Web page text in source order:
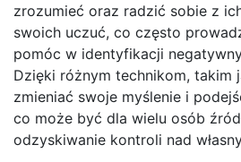
zrozumieć oraz radzić sobie z
swoich uczuć, co często
pomóc w identyfikacji
Dzięki różnym technikom, takim
zmieniać swoje myślenie i
co może być dla wielu osób
odzyskiwanie kontroli nad